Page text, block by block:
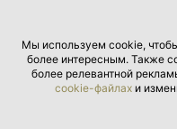
Мы используем cookie, чтобы
более интересным. Также
более релевантной
cookie-файлах и